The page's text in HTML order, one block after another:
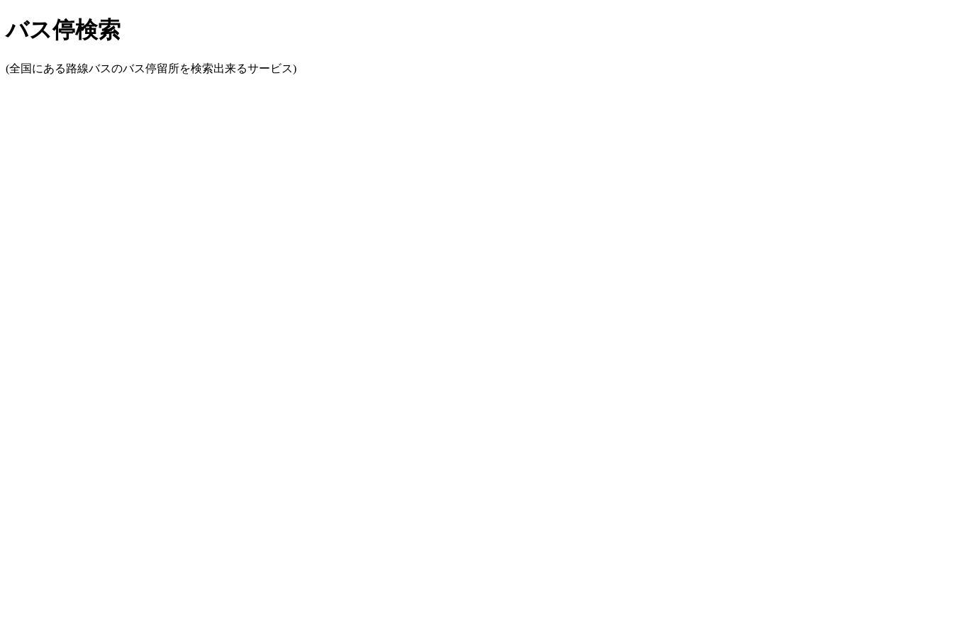
バス停検索
(全国にある路線バスのバス停留所を検索出来るサービス)